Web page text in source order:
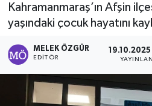
Kahramanmaraş’ın Afşin
yaşındaki çocuk hayatını
MELEK ÖZGÜR
EDITÖR
19.10.2025
Politika
Tarih - Kültür - Sanat -
Haber Arşivi